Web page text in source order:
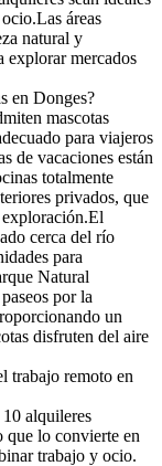
áreas
natural y
explorar mercados
en Donges?
mascotas
para viajeros
de vacaciones están
totalmente
privados, que
exploración.El
cerca del río
para
Natural
por la
un
disfruten del aire
trabajo remoto en
alquileres
que lo convierte en
trabajo y ocio.